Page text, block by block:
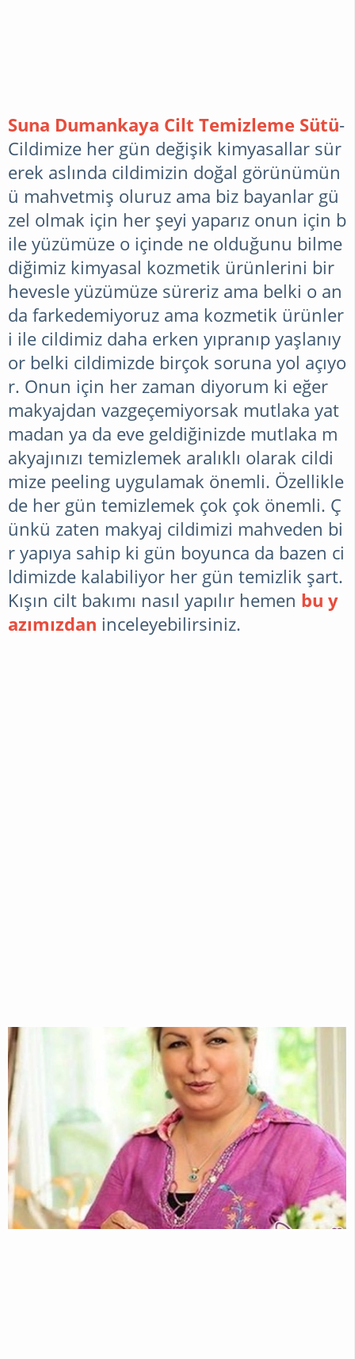
Suna Dumankaya Cilt Temizleme Sütü-
Cildimize her gün değişik kimyasallar sür
erek aslında cildimizin doğal görünümün
ü mahvetmiş oluruz ama biz bayanlar gü
zel olmak için her şeyi yaparız onun için b
ile yüzümüze o içinde ne olduğunu bilme
diğimiz kimyasal kozmetik ürünlerini bir
hevesle yüzümüze süreriz ama belki o an
da farkedemiyoruz ama kozmetik ürünler
i ile cildimiz daha erken yıpranıp yaşlanıy
or belki cildimizde birçok soruna yol açıyo
r. Onun için her zaman diyorum ki eğer
makyajdan vazgeçemiyorsak mutlaka yat
madan ya da eve geldiğinizde mutlaka m
akyajınızı temizlemek aralıklı olarak cildi
mize peeling uygulamak önemli. Özellikle
de her gün temizlemek çok çok önemli. Ç
ünkü zaten makyaj cildimizi mahveden bi
r yapıya sahip ki gün boyunca da bazen ci
ldimizde kalabiliyor her gün temizlik şart.
Kışın cilt bakımı nasıl yapılır hemen bu y
azımızdan inceleyebilirsiniz.